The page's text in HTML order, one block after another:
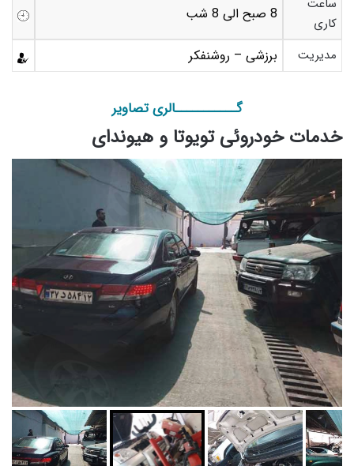
ساعت
کاری
8 صبح الی 8 شب
مدیریت برزشی – روشنفکر
گـــــــــــالری تصاویر
خدمات خودروئی تویوتا و هیوندای